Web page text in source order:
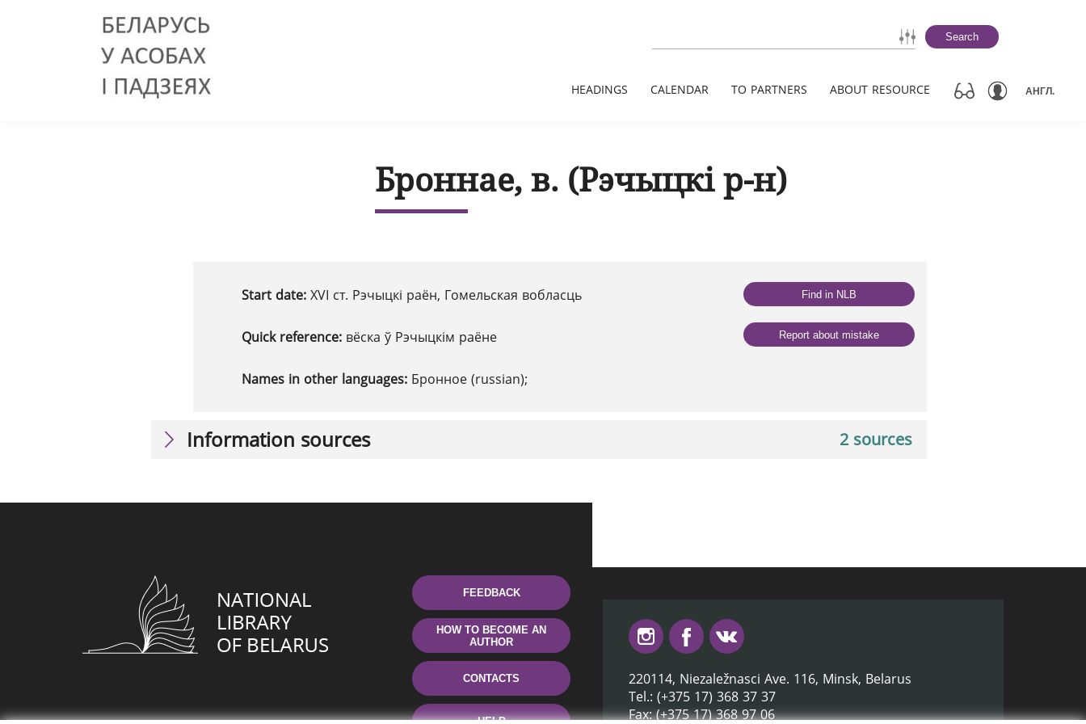
Search
HEADINGS CALENDAR TO PARTNERS ABOUT RESOURCE АНГЛ.
Броннае, в. (Рэчыцкі р-н)
Start date: XVІ ст. Рэчыцкі раён, Гомельская вобласць
Quick reference: вёска ў Рэчыцкім раёне
Names in other languages: Бронное (russian);
Find in NLB
Report about mistake
2 sources
Information sources
FEEDBACK
HOW TO BECOME AN
AUTHOR
CONTACTS
HELP
220114, Niezaležnasci Ave. 116, Minsk, Belarus
Tel.: (+375 17) 368 37 37
Fax: (+375 17) 368 97 06